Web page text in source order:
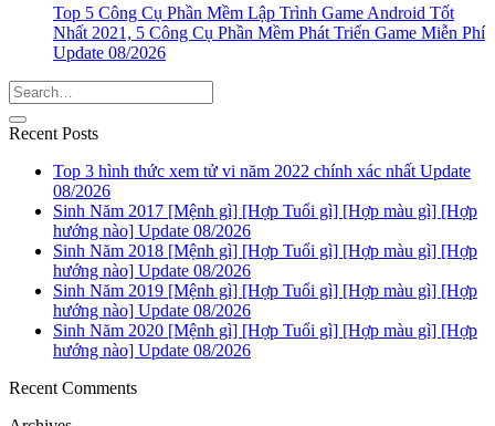
Top 5 Công Cụ Phần Mềm Lập Trình Game Android Tốt
Nhất 2021, 5 Công Cụ Phần Mềm Phát Triển Game Miễn Phí
Update 08/2026
Recent Posts
Top 3 hình thức xem tử vi năm 2022 chính xác nhất Update
08/2026
Sinh Năm 2017 [Mệnh gì] [Hợp Tuổi gì] [Hợp màu gì] [Hợp
hướng nào] Update 08/2026
Sinh Năm 2018 [Mệnh gì] [Hợp Tuổi gì] [Hợp màu gì] [Hợp
hướng nào] Update 08/2026
Sinh Năm 2019 [Mệnh gì] [Hợp Tuổi gì] [Hợp màu gì] [Hợp
hướng nào] Update 08/2026
Sinh Năm 2020 [Mệnh gì] [Hợp Tuổi gì] [Hợp màu gì] [Hợp
hướng nào] Update 08/2026
Recent Comments